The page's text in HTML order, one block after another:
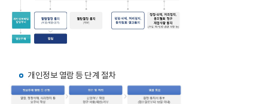
개인정보 열람 등 단계 절차